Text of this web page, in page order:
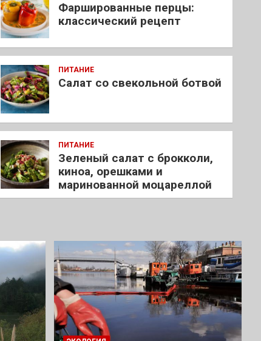
Фаршированные перцы:
классический рецепт
ПИТАНИЕ
Салат со свекольной ботвой
ПИТАНИЕ
Зеленый салат с брокколи,
киноа, орешками и
маринованной моцареллой